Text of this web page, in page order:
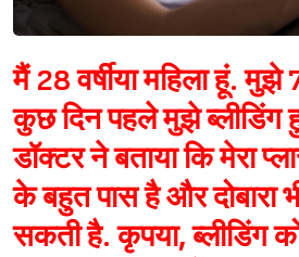
मैं 28 वर्षीया महिला हूं. मुझे
कुछ दिन पहले मुझे ब्लीडिंग
डॉक्टर ने बताया कि मेरा
के बहुत पास है और दोबारा
सकती है. कृपया, ब्लीडिंग